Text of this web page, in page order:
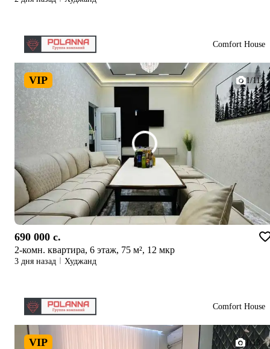
Comfort House
VIP 1/11
690 000 c.
2-комн. квартира, 6 этаж, 75 м², 12 мкр
3 дня назад Худжанд
Comfort House
VIP 1/13